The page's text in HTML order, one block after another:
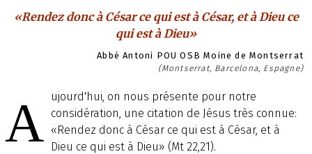
«Rendez donc à César ce qui est à César, et à Dieu ce
qui est à Dieu»
Abbé Antoni POU OSB Moine de Montserrat
(Montserrat, Barcelona, Espagne)
A
ujourd'hui, on nous présente pour notre
considération, une citation de Jésus très connue:
«Rendez donc à César ce qui est à César, et à
Dieu ce qui est à Dieu» (Mt 22,21).